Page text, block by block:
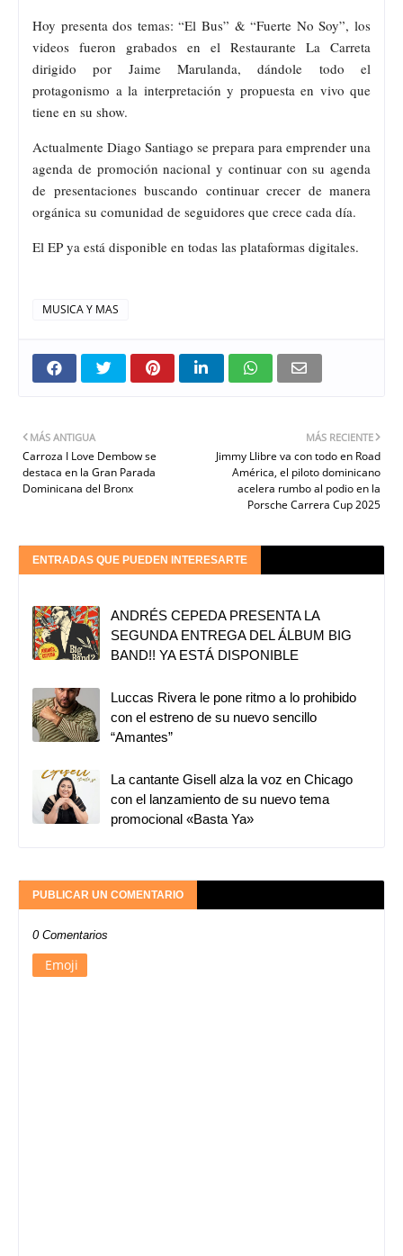
Hoy presenta dos temas: “El Bus” & “Fuerte No Soy”, los
videos fueron grabados en el Restaurante La Carreta
dirigido por Jaime Marulanda, dándole todo el
protagonismo a la interpretación y propuesta en vivo que
tiene en su show.
Actualmente Diago Santiago se prepara para emprender una
agenda de promoción nacional y continuar con su agenda
de presentaciones buscando continuar crecer de manera
orgánica su comunidad de seguidores que crece cada día.
El EP ya está disponible en todas las plataformas digitales.
MUSICA Y MAS
MÁS RECIENTE
Jimmy Llibre va con todo en Road
América, el piloto dominicano
acelera rumbo al podio en la
Porsche Carrera Cup 2025
MÁS ANTIGUA
Carroza I Love Dembow se
destaca en la Gran Parada
Dominicana del Bronx
ENTRADAS QUE PUEDEN INTERESARTE
ANDRÉS CEPEDA PRESENTA LA
SEGUNDA ENTREGA DEL ÁLBUM BIG
BAND!! YA ESTÁ DISPONIBLE
Luccas Rivera le pone ritmo a lo prohibido
con el estreno de su nuevo sencillo
“Amantes”
La cantante Gisell alza la voz en Chicago
con el lanzamiento de su nuevo tema
promocional «Basta Ya»
PUBLICAR UN COMENTARIO
0 Comentarios
Emoji